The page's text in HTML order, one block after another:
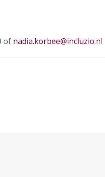
of nadia.korbee@incluzio.nl